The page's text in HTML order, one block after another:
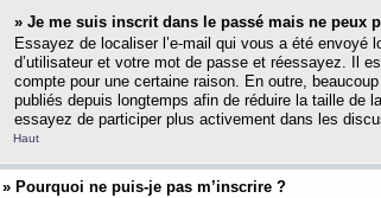
» Je me suis inscrit dans le passé mais ne peux
Essayez de localiser l’e-mail qui vous a été
d’utilisateur et votre mot de passe et réessayez. Il
compte pour une certaine raison. En outre,
publiés depuis longtemps afin de réduire la taille de
essayez de participer plus activement dans les
Haut
» Pourquoi ne puis-je pas m’inscrire ?